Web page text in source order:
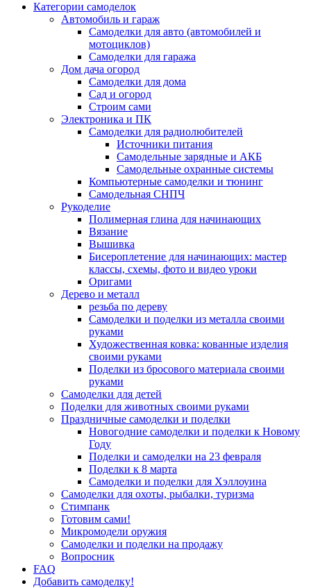
Категории самоделок
Автомобиль и гараж
Самоделки для авто (автомобилей и
мотоциклов)
Самоделки для гаража
Дом дача огород
Самоделки для дома
Сад и огород
Строим сами
Электроника и ПК
Самоделки для радиолюбителей
Источники питания
Самодельные зарядные и АКБ
Самодельные охранные системы
Компьютерные самоделки и тюнинг
Самодельная СНПЧ
Рукоделие
Полимерная глина для начинающих
Вязание
Вышивка
Бисероплетение для начинающих: мастер
классы, схемы, фото и видео уроки
Оригами
Дерево и металл
резьба по дереву
Самоделки и поделки из металла своими
руками
Художественная ковка: кованные изделия
своими руками
Поделки из бросового материала своими
руками
Самоделки для детей
Поделки для животных своими руками
Праздничные самоделки и поделки
Новогодние самоделки и поделки к Новому
Году
Поделки и самоделки на 23 февраля
Поделки к 8 марта
Самоделки и поделки для Хэллоуина
Самоделки для охоты, рыбалки, туризма
Стимпанк
Готовим сами!
Микромодели оружия
Самоделки и поделки на продажу
Вопросник
FAQ
Добавить самоделку!